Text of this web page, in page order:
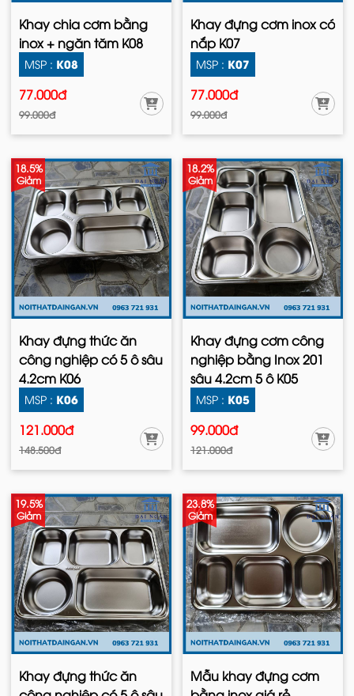
Khay chia cơm bằng
inox + ngăn tăm K08
MSP : K08
77.000đ
99.000đ
Khay đựng cơm inox có
nắp K07
MSP : K07
77.000đ
99.000đ
18.5%
Giảm
Khay đựng thức ăn
công nghiệp có 5 ô sâu
4.2cm K06
MSP : K06
121.000đ
148.500đ
18.2%
Giảm
Khay đựng cơm công
nghiệp bằng Inox 201
sâu 4.2cm 5 ô K05
MSP : K05
99.000đ
121.000đ
19.5%
Giảm
Khay đựng thức ăn
23.8%
Giảm
Mẫu khay đựng cơm